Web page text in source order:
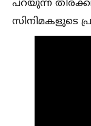
പറയുന്ന
സിനിമകളുടെ